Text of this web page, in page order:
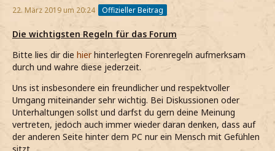
22. März 2019 um 20:24 Offizieller Beitrag
Die wichtigsten Regeln für das Forum
Bitte lies dir die hierhinterlegten Forenregeln aufmerksam
durch und wahre diese jederzeit.
Uns ist insbesondere ein freundlicher und respektvoller
Umgang miteinander sehr wichtig. Bei Diskussionen oder
Unterhaltungen sollst und darfst du gern deine Meinung
vertreten, jedoch auch immer wieder daran denken, dass auf
der anderen Seite hinter dem PC nur ein Mensch mit Gefühlen